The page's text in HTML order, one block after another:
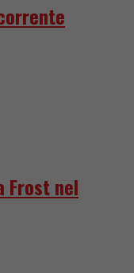
Frost nel